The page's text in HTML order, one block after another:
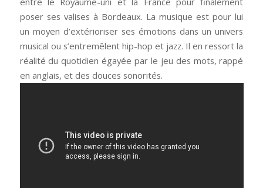
poser ses valises à Bordeaux. La musique est pour lui
un moyen d’extérioriser ses émotions dans un univers
musical ou s’entremêlent hip-hop et jazz. Il en ressort la
réalité du quotidien égayée par le jeu des mots, rappé
en anglais, et des douces sonorités.